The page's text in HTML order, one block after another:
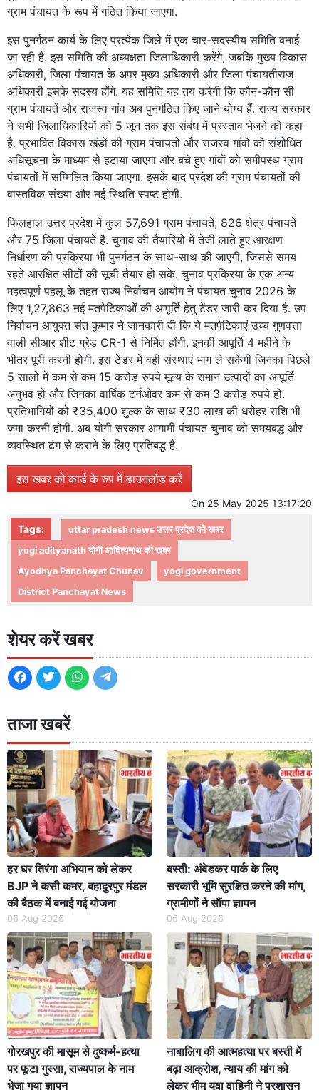
ग्राम पंचायत के रूप में गठित किया जाएगा.
इस पुनर्गठन कार्य के लिए प्रत्येक जिले में एक चार-सदस्यीय समिति बनाई
जा रही है. इस समिति की अध्यक्षता जिलाधिकारी करेंगे, जबकि मुख्य विकास
अधिकारी, जिला पंचायत के अपर मुख्य अधिकारी और जिला पंचायतीराज
अधिकारी इसके सदस्य होंगे. यह समिति यह तय करेगी कि कौन-कौन सी
ग्राम पंचायतें और राजस्व गांव अब पुनर्गठित किए जाने योग्य हैं. राज्य सरकार
ने सभी जिलाधिकारियों को 5 जून तक इस संबंध में प्रस्ताव भेजने को कहा
है. प्रभावित विकास खंडों की ग्राम पंचायतों और राजस्व गांवों को संशोधित
अधिसूचना के माध्यम से हटाया जाएगा और बचे हुए गांवों को समीपस्थ ग्राम
पंचायतों में सम्मिलित किया जाएगा. इसके बाद प्रदेश की ग्राम पंचायतों की
वास्तविक संख्या और नई स्थिति स्पष्ट होगी.
फिलहाल उत्तर प्रदेश में कुल 57,691 ग्राम पंचायतें, 826 क्षेत्र पंचायतें
और 75 जिला पंचायतें हैं. चुनाव की तैयारियों में तेजी लाते हुए आरक्षण
निर्धारण की प्रक्रिया भी पुनर्गठन के साथ-साथ की जाएगी, जिससे समय
रहते आरक्षित सीटों की सूची तैयार हो सके. चुनाव प्रक्रिया के एक अन्य
महत्वपूर्ण पहलू के तहत राज्य निर्वाचन आयोग ने पंचायत चुनाव 2026 के
लिए 1,27,863 नई मतपेटिकाओं की आपूर्ति हेतु टेंडर जारी कर दिया है. उप
निर्वाचन आयुक्त संत कुमार ने जानकारी दी कि ये मतपेटिकाएं उच्च गुणवत्ता
वाली सीआर शीट ग्रेड CR-1 से निर्मित होंगी. इनकी आपूर्ति 4 महीने के
भीतर पूरी करनी होगी. इस टेंडर में वही संस्थाएं भाग ले सकेंगी जिनका पिछले
5 सालों में कम से कम 15 करोड़ रुपये मूल्य के समान उत्पादों का आपूर्ति
अनुभव हो और जिनका वार्षिक टर्नओवर कम से कम 3 करोड़ रुपये हो.
प्रतिभागियों को ₹35,400 शुल्क के साथ ₹30 लाख की धरोहर राशि भी
जमा करनी होगी. अब योगी सरकार आगामी पंचायत चुनाव को समयबद्ध और
व्यवस्थित ढंग से कराने के लिए प्रतिबद्ध है.
इस खबर को कार्ड के रुप में डाउनलोड करें
On 25 May 2025 13:17:20
Tags:
uttar pradesh news उत्तर प्रदेश की खबर
yogi adityanath योगी आदित्यनाथ की खबर
Ayodhya Panchayat Chunav
yogi government
District Panchayat News
शेयर करें खबर
ताजा खबरें
हर घर तिरंगा अभियान को लेकर
BJP ने कसी कमर, बहादुरपुर मंडल
की बैठक में बनाई गई योजना
06 Aug 2026
बस्ती: अंबेडकर पार्क के लिए
सरकारी भूमि सुरक्षित करने की मांग,
ग्रामीणों ने सौंपा ज्ञापन
06 Aug 2026
गोरखपुर की मासूम से दुष्कर्म-हत्या
पर फूटा गुस्सा, राज्यपाल के नाम
भेजा गया ज्ञापन
नाबालिग की आत्महत्या पर बस्ती में
बढ़ा आक्रोश, न्याय की मांग को
लेकर भीम युवा वाहिनी ने प्रशासन